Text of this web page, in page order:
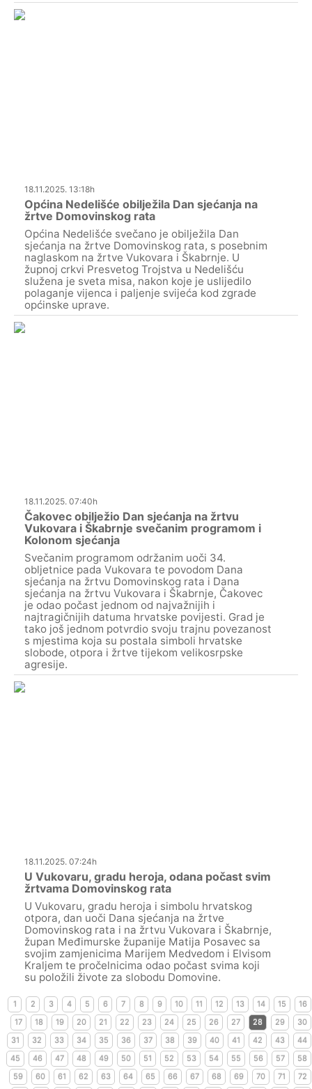
18.11.2025. 13:18h
Općina Nedelišće obilježila Dan sjećanja na
žrtve Domovinskog rata
Općina Nedelišće svečano je obilježila Dan
sjećanja na žrtve Domovinskog rata, s posebnim
naglaskom na žrtve Vukovara i Škabrnje. U
župnoj crkvi Presvetog Trojstva u Nedelišću
služena je sveta misa, nakon koje je uslijedilo
polaganje vijenca i paljenje svijeća kod zgrade
općinske uprave.
18.11.2025. 07:40h
Čakovec obilježio Dan sjećanja na žrtvu
Vukovara i Škabrnje svečanim programom i
Kolonom sjećanja
Svečanim programom održanim uoči 34.
obljetnice pada Vukovara te povodom Dana
sjećanja na žrtvu Domovinskog rata i Dana
sjećanja na žrtvu Vukovara i Škabrnje, Čakovec
je odao počast jednom od najvažnijih i
najtragičnijih datuma hrvatske povijesti. Grad je
tako još jednom potvrdio svoju trajnu povezanost
s mjestima koja su postala simboli hrvatske
slobode, otpora i žrtve tijekom velikosrpske
agresije.
18.11.2025. 07:24h
U Vukovaru, gradu heroja, odana počast svim
žrtvama Domovinskog rata
U Vukovaru, gradu heroja i simbolu hrvatskog
otpora, dan uoči Dana sjećanja na žrtve
Domovinskog rata i na žrtvu Vukovara i Škabrnje,
župan Međimurske županije Matija Posavec sa
svojim zamjenicima Marijem Medvedom i Elvisom
Kraljem te pročelnicima odao počast svima koji
su položili živote za slobodu Domovine.
1 2 3 4 5 6 7 8 9 10 11 12 13 14 15
16
17
18 19 20 21 22 23 24 25 26 27 28 29
30
31
32 33 34 35 36 37 38 39 40 41 42 43
44
45
46 47 48 49 50 51 52 53 54 55 56 57
58
59
60 61 62 63 64 65 66 67 68 69 70 71 72